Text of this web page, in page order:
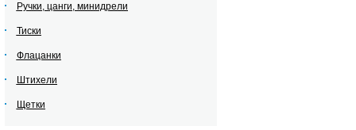
Ручки, цанги, минидрели
Тиски
Флацанки
Штихели
Щетки